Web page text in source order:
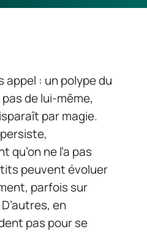
appel : un polype du
de lui-même,
par magie.
ne l’a pas
peuvent évoluer
parfois sur
en
pas pour se